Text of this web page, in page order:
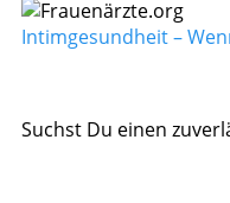
Intimgesundheit –
Suchst Du einen